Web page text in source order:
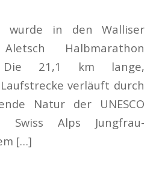
wurde in den Walliser
Halbmarathon
Die 21,1 km lange,
verläuft durch
Natur der UNESCO
Swiss Alps Jungfrau-
[…]